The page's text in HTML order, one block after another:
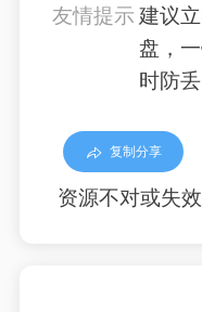
友情提示建议
盘，
时防
复制分享
资源不对或失